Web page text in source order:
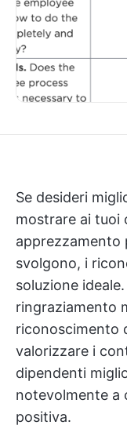
Se desideri
mostrare ai tuoi
apprezzamento
svolgono, i
soluzione
ringraziamento
riconoscimento
valorizzare i
dipendenti
notevolmente a
positiva.